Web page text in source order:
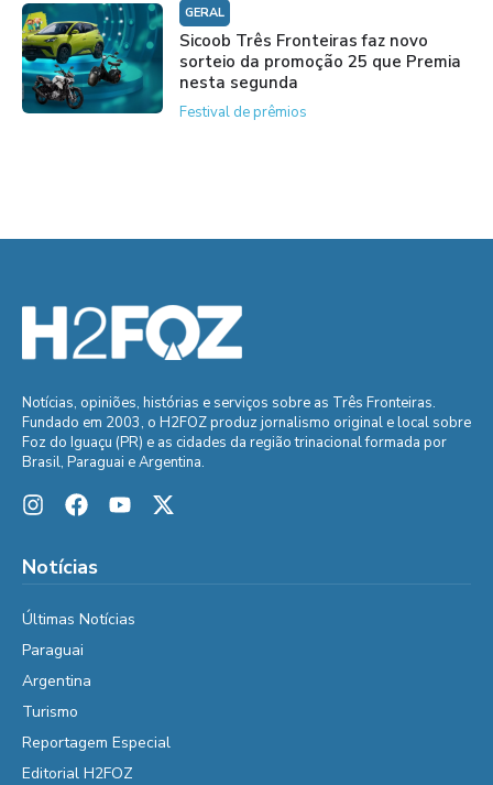
GERAL
Sicoob Três Fronteiras faz novo
sorteio da promoção 25 que Premia
nesta segunda
Festival de prêmios
Notícias, opiniões, histórias e serviços sobre as Três Fronteiras.
Fundado em 2003, o H2FOZ produz jornalismo original e local sobre
Foz do Iguaçu (PR) e as cidades da região trinacional formada por
Brasil, Paraguai e Argentina.
Notícias
Últimas Notícias
Paraguai
Argentina
Turismo
Reportagem Especial
Editorial H2FOZ